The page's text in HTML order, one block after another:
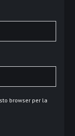
browser per la